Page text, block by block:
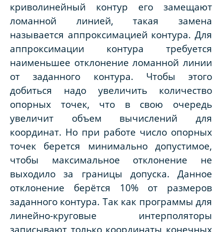
криволинейный контур его замещают
ломанной линией, такая замена
называется аппроксимацией контура. Для
аппроксимации контура требуется
наименьшее отклонение ломанной линии
от заданного контура. Чтобы этого
добиться надо увеличить количество
опорных точек, что в свою очередь
увеличит объем вычислений для
координат. Но при работе число опорных
точек берется минимально допустимое,
чтобы максимальное отклонение не
выходило за границы допуска. Данное
отклонение берётся 10% от размеров
заданного контура. Так как программы для
линейно-круговые интерполяторы
записывают только координаты конечных